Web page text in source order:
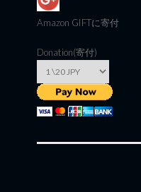
Amazon GIFTに寄付
Donation(寄付)